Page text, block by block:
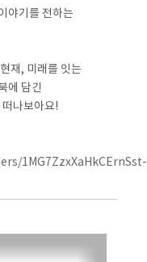
야기를 전하는
재, 미래를 잇는
에 담긴
나보아요!
1MG7ZzxXaHkCErnSst-